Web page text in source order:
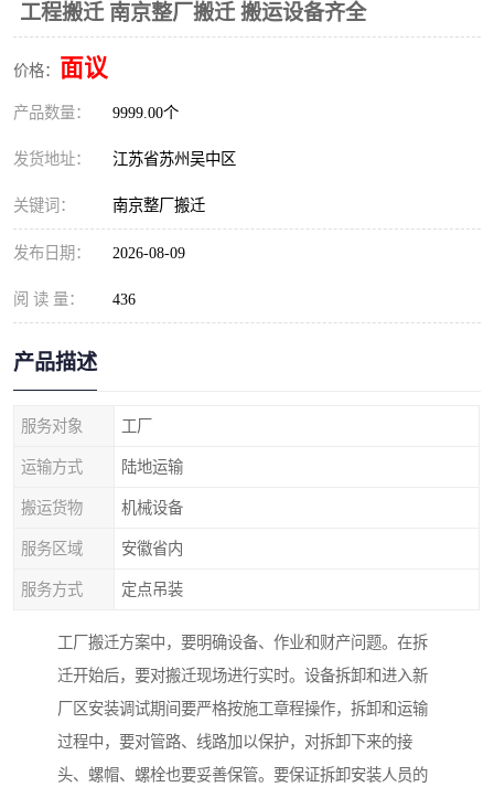
工程搬迁 南京整厂搬迁 搬运设备齐全
价格： 面议
产品数量： 9999.00个
发货地址： 江苏省苏州吴中区
关键词： 南京整厂搬迁
发布日期： 2026-08-09
阅 读 量： 436
产品描述
服务对象 工厂
运输方式 陆地运输
搬运货物 机械设备
服务区域 安徽省内
服务方式 定点吊装
工厂搬迁方案中，要明确设备、作业和财产问题。在拆
迁开始后，要对搬迁现场进行实时。设备拆卸和进入新
厂区安装调试期间要严格按施工章程操作，拆卸和运输
过程中，要对管路、线路加以保护，对拆卸下来的接
头、螺帽、螺栓也要妥善保管。要保证拆卸安装人员的